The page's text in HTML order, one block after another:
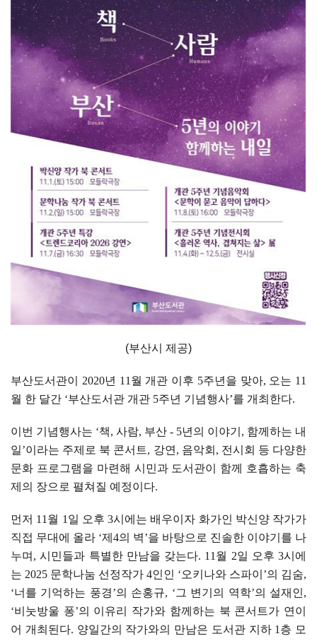
(부산시 제공)
부산도서관이 2020년 11 월 개관 이후 5주년을 맞아, 오는 11
월 한 달간 ‘부산도서관 개관 5주년 기념행사’를 개최한다.
이번 기념행사는 ‘책, 사람, 부산 - 5년의 이야기 , 함께하는 내
일’이라는 주제로 북 콘서트, 강연 , 음악회 , 전시회 등 다양한
문화 프로그램을 마련해 시민과 도서관이 함께 호흡하는 축
제의 장으로 펼쳐질 예정이다.
먼저 11 월 1 일 오후 3시에는 배우이자 화가인 박신양 작가가
직접 무대에 올라 ‘제 4의 벽’을 바탕으로 진솔한 이야기를 나
누며 ,시민들과 특별한 만남을 갖는다. 11 월 2일 오후 3시에
는 2025 문학나눔 선정작가 4인인 ‘오키나와 스파이 ’의 김숨,
‘너를 기억하는 풍경’의 손홍규, ‘그 변기의 역학’의 설재인,
‘비눗방울 퐁’의 이유리 작가와 함께하는 북 콘서트가 연이
어 개최된다. 양일간의 작가와의 만남은 도서관 지하 1 층 모